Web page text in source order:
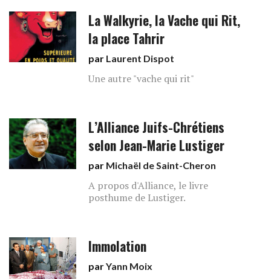
La Walkyrie, la Vache qui Rit,
la place Tahrir
par Laurent Dispot
Une autre "vache qui rit"
L’Alliance Juifs-Chrétiens
selon Jean-Marie Lustiger
par Michaël de Saint-Cheron
A propos d'Alliance, le livre
posthume de Lustiger.
Immolation
parYann Moix